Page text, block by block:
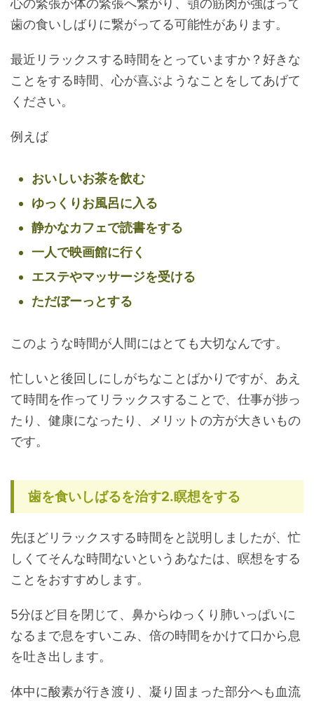
歯の食いしばりに繋がってる可能性があります。
最近リラックスする時間をとっていますか？好きな
ことをする時間、心が喜ぶようなことをしてあげて
ください。
例えば
おいしいお茶を飲む
ゆっくりお風呂に入る
静かなカフェで読書をする
一人で映画館に行く
エステやマッサージを受ける
ただぼーっとする
このような時間が人間にはとても大切なんです。
忙しいと後回しにしがちなことばかりですが、あえ
て時間を作ってリラックスすることで、仕事が捗っ
たり、健康になったり、メリットの方が大きいもの
です。
歯を食いしばるを治す2.瞑想をする
先ほどリラックスする時間をと説明しましたが、忙
しくてそんな時間ないというあなたは、瞑想をする
ことをおすすめします。
5分ほど目を閉じて、鼻からゆっくり肺いっぱいに
なるまで息をすいこみ、倍の時間をかけて口から息
を吐き出します。
体中に酸素が行き渡り、凝り固まった部分へも血流